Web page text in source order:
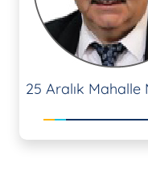
25 Aralık Mahalle